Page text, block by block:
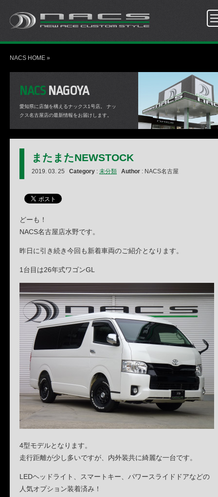
NACS HOME »
NACSNAGOYA
愛知県に店舗を構えるナックス1号店。
ナッ
クス名古屋店の最新情報をお届けします。
またまたNEWSTOCK
2019. 03. 25 Category : 未分類 Author : NACS名古屋
どーも！
NACS名古屋店水野です。
昨日に引き続き今回も新着車両のご紹介となります。
1台目は26年式ワゴンGL
4型モデルとなります。
走行距離が少し多いですが、内外装共に綺麗な一台です。
LEDヘッドライト、スマートキー、パワースライドドアなどの
人気オプション装着済み！